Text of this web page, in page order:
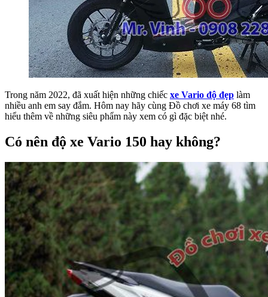
Trong năm 2022, đã xuất hiện những chiếc xe Vario độ đẹp làm
nhiều anh em say đắm. Hôm nay hãy cùng Đồ chơi xe máy 68 tìm
hiểu thêm về những siêu phẩm này xem có gì đặc biệt nhé.
Có nên độ xe Vario 150 hay không?